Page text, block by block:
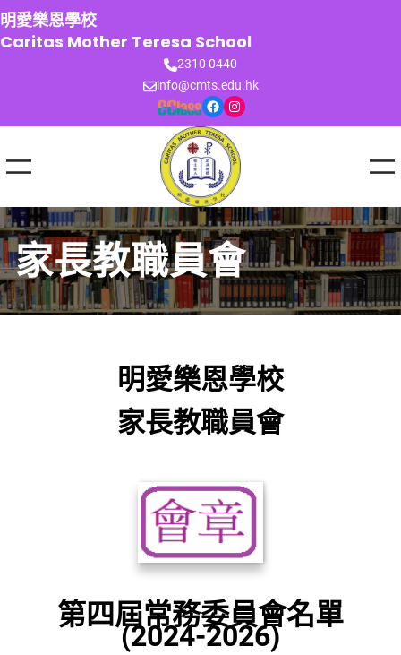
跳
至
主
明愛樂恩學校
Caritas Mother Teresa School
2310 0440
info@cmts.edu.hk
Facebook Instagram
家長教職員會
明愛樂恩學校
家長教職員會
第四屆常務委員會名單
(2024-2026)